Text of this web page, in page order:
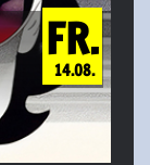
FR.
14.08.